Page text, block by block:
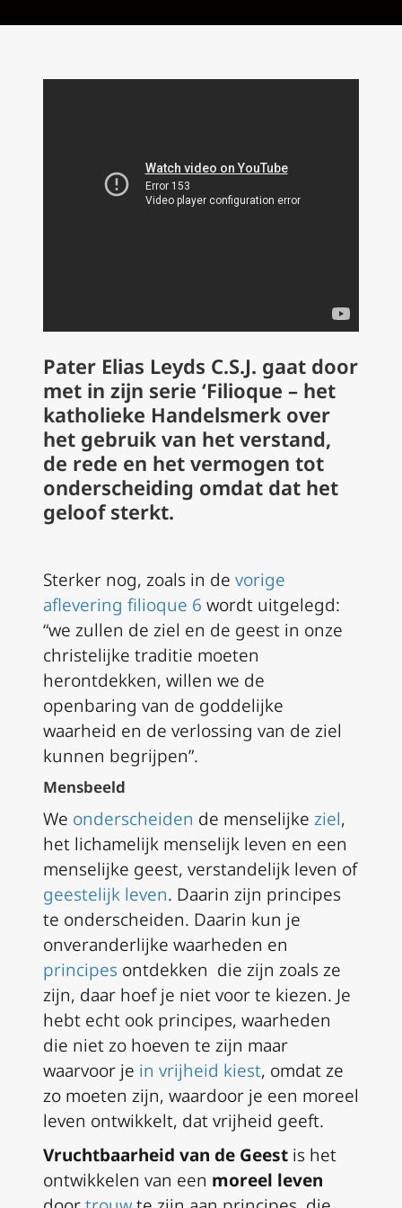
Pater Elias Leyds C.S.J. gaat door
met in zijn serie ‘Filioque – het
katholieke Handelsmerk over
het gebruik van het verstand,
de rede en het vermogen tot
onderscheiding omdat dat het
geloof sterkt.
Sterker nog, zoals in de vorige
aflevering filioque 6 wordt uitgelegd:
“we zullen de ziel en de geest in onze
christelijke traditie moeten
herontdekken, willen we de
openbaring van de goddelijke
waarheid en de verlossing van de ziel
kunnen begrijpen”.
Mensbeeld
We onderscheiden de menselijke ziel,
het lichamelijk menselijk leven en een
menselijke geest, verstandelijk leven of
geestelijk leven. Daarin zijn principes
te onderscheiden. Daarin kun je
onveranderlijke waarheden en
principes ontdekken die zijn zoals ze
zijn, daar hoef je niet voor te kiezen. Je
hebt echt ook principes, waarheden
die niet zo hoeven te zijn maar
waarvoor je in vrijheid kiest, omdat ze
zo moeten zijn, waardoor je een moreel
leven ontwikkelt, dat vrijheid geeft.
Vruchtbaarheid van de Geest is het
ontwikkelen van een moreel leven